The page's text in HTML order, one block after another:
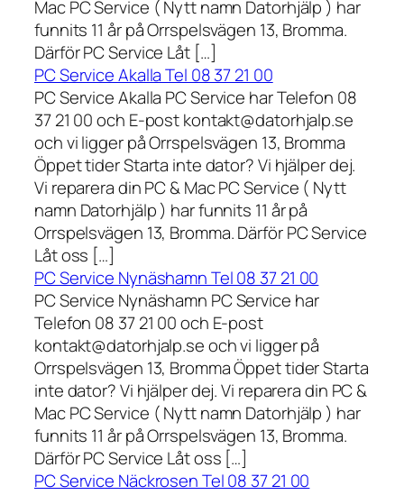
Mac PC Service ( Nytt namn Datorhjälp ) har
funnits 11 år på Orrspelsvägen 13, Bromma.
Därför PC Service Låt […]
PC Service Akalla Tel 08 37 21 00
PC Service Akalla PC Service har Telefon 08
37 21 00 och E-post kontakt@datorhjalp.se
och vi ligger på Orrspelsvägen 13, Bromma
Öppet tider Starta inte dator? Vi hjälper dej.
Vi reparera din PC & Mac PC Service ( Nytt
namn Datorhjälp ) har funnits 11 år på
Orrspelsvägen 13, Bromma. Därför PC Service
Låt oss […]
PC Service Nynäshamn Tel 08 37 21 00
PC Service Nynäshamn PC Service har
Telefon 08 37 21 00 och E-post
kontakt@datorhjalp.se och vi ligger på
Orrspelsvägen 13, Bromma Öppet tider Starta
inte dator? Vi hjälper dej. Vi reparera din PC &
Mac PC Service ( Nytt namn Datorhjälp ) har
funnits 11 år på Orrspelsvägen 13, Bromma.
Därför PC Service Låt oss […]
PC Service Näckrosen Tel 08 37 21 00